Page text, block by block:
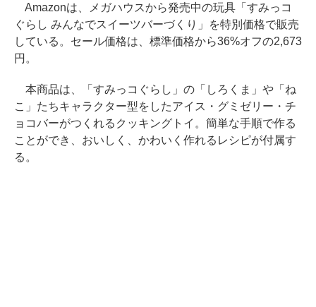
Amazonは、メガハウスから発売中の玩具「すみっコ
ぐらし みんなでスイーツバーづくり」を特別価格で販売
している。セール価格は、標準価格から36%オフの2,673
円。
本商品は、「すみっコぐらし」の「しろくま」や「ね
こ」たちキャラクター型をしたアイス・グミゼリー・チ
ョコバーがつくれるクッキングトイ。簡単な手順で作る
ことができ、おいしく、かわいく作れるレシピが付属す
る。